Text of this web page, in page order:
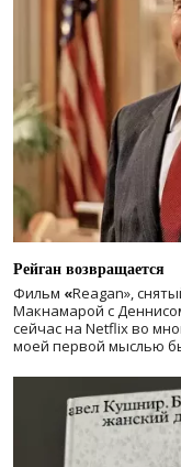
Рейган возвращается
Фильм «Reagan»,
Макнамарой с
сейчас на Netflix во
моей первой мыслью